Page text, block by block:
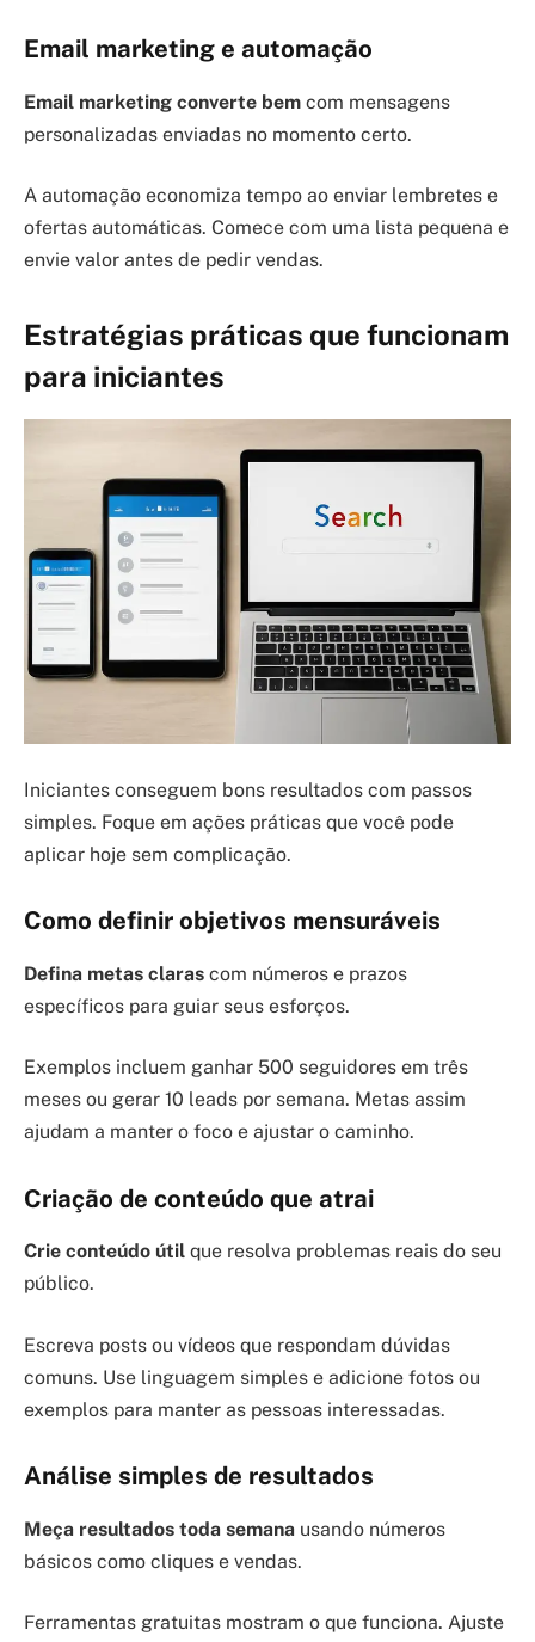
Email marketing e automação
Email marketing converte bem com mensagens
personalizadas enviadas no momento certo.
A automação economiza tempo ao enviar lembretes e
ofertas automáticas. Comece com uma lista pequena e
envie valor antes de pedir vendas.
Estratégias práticas que funcionam
para iniciantes
Iniciantes conseguem bons resultados com passos
simples. Foque em ações práticas que você pode
aplicar hoje sem complicação.
Como definir objetivos mensuráveis
Defina metas claras com números e prazos
específicos para guiar seus esforços.
Exemplos incluem ganhar 500 seguidores em três
meses ou gerar 10 leads por semana. Metas assim
ajudam a manter o foco e ajustar o caminho.
Criação de conteúdo que atrai
Crie conteúdo útil que resolva problemas reais do seu
público.
Escreva posts ou vídeos que respondam dúvidas
comuns. Use linguagem simples e adicione fotos ou
exemplos para manter as pessoas interessadas.
Análise simples de resultados
Meça resultados toda semana usando números
básicos como cliques e vendas.
Ferramentas gratuitas mostram o que funciona. Ajuste